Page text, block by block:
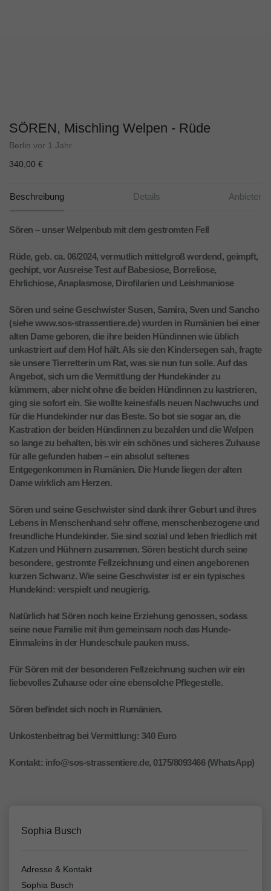
SÖREN, Mischling Welpen - Rüde
Berlin vor 1 Jahr
340,00 €
Beschreibung Details Anbieter
Sören – unser Welpenbub mit dem gestromten Fell
Rüde, geb. ca. 06/2024, vermutlich mittelgroß werdend, geimpft,
gechipt, vor Ausreise Test auf Babesiose, Borreliose,
Ehrlichiose, Anaplasmose, Dirofilarien und Leishmaniose
Sören und seine Geschwister Susen, Samira, Sven und Sancho
(siehe www.sos-strassentiere.de) wurden in Rumänien bei einer
alten Dame geboren, die ihre beiden Hündinnen wie üblich
unkastriert auf dem Hof hält. Als sie den Kindersegen sah, fragte
sie unsere Tierretterin um Rat, was sie nun tun solle. Auf das
Angebot, sich um die Vermittlung der Hundekinder zu
kümmern, aber nicht ohne die beiden Hündinnen zu kastrieren,
ging sie sofort ein. Sie wollte keinesfalls neuen Nachwuchs und
für die Hundekinder nur das Beste. So bot sie sogar an, die
Kastration der beiden Hündinnen zu bezahlen und die Welpen
so lange zu behalten, bis wir ein schönes und sicheres Zuhause
für alle gefunden haben – ein absolut seltenes
Entgegenkommen in Rumänien. Die Hunde liegen der alten
Dame wirklich am Herzen.
Sören und seine Geschwister sind dank ihrer Geburt und ihres
Lebens in Menschenhand sehr offene, menschenbezogene und
freundliche Hundekinder. Sie sind sozial und leben friedlich mit
Katzen und Hühnern zusammen. Sören besticht durch seine
besondere, gestromte Fellzeichnung und einen angeborenen
kurzen Schwanz. Wie seine Geschwister ist er ein typisches
Hundekind: verspielt und neugierig.
Natürlich hat Sören noch keine Erziehung genossen, sodass
seine neue Familie mit ihm gemeinsam noch das Hunde-
Einmaleins in der Hundeschule pauken muss.
Für Sören mit der besonderen Fellzeichnung suchen wir ein
liebevolles Zuhause oder eine ebensolche Pflegestelle.
Sören befindet sich noch in Rumänien.
Unkostenbeitrag bei Vermittlung: 340 Euro
Kontakt: info@sos-strassentiere.de, 0175/8093466 (WhatsApp)
Sophia Busch
Adresse & Kontakt
Sophia Busch